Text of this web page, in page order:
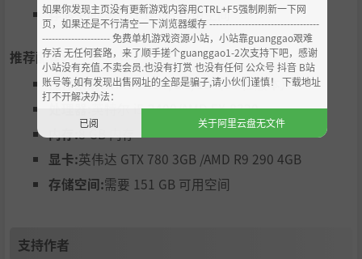
存储空间:需要 151 GB 可用空间
推荐配置:
操作系统:Windows 7/8.1/10（64 位版本）
英特尔 i5-2400/AMD FX-8320
内存:8 GB 内存
显卡:英伟达 GTX 780 3GB /AMD R9 290 4GB
存储空间:需要 151 GB 可用空间
支持作者
如果你发现主页没有更新游戏内容用CTRL+F5强制刷新一下网
页，如果还是不行清空一下浏览器缓存 ----------------------------------
--------------------- 免费单机游戏资源小站，小站靠guanggao艰难
存活 无任何套路，来了顺手搓个guanggao1-2次支持下吧，感谢
小站没有充值.不卖会员.也没有打赏 也没有任何 公众号 抖音 B站
账号等,如有发现出售网址的全部是骗子,请小伙们谨慎！ 下载地址
打不开解决办法：
已阅
关于阿里云盘无文件